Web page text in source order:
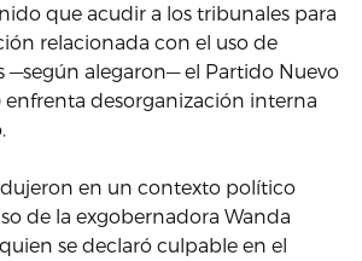
que acudir a los tribunales para
relacionada con el uso de
—según alegaron— el Partido Nuevo
enfrenta desorganización interna
en un contexto político
de la exgobernadora Wanda
se declaró culpable en el